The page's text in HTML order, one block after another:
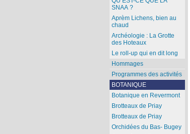
SNAA ?
Aprèm Lichens, bien au
chaud
Archéologie : La Grotte
des Hoteaux
Le roll-up qui en dit long
Hommages
Programmes des activités
BOTANIQUE
Botanique en Revermont
Brotteaux de Priay
Brotteaux de Priay
Orchidées du Bas- Bugey